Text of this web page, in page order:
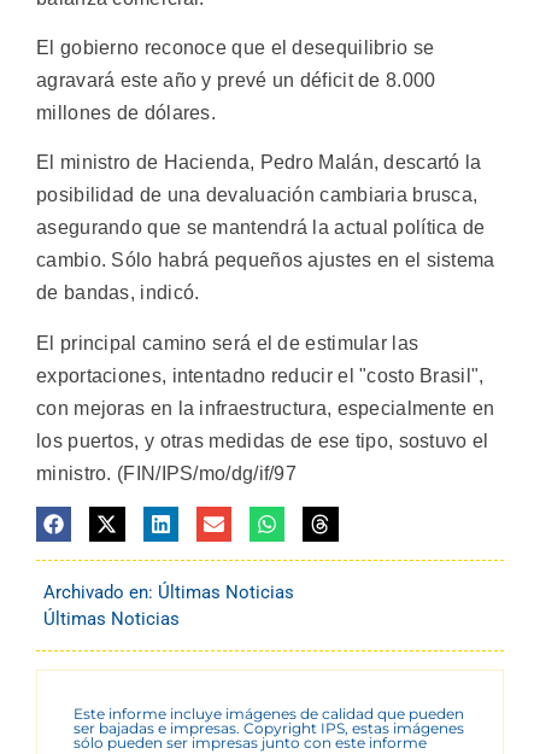
El gobierno reconoce que el desequilibrio se
agravará este año y prevé un déficit de 8.000
millones de dólares.
El ministro de Hacienda, Pedro Malán, descartó la
posibilidad de una devaluación cambiaria brusca,
asegurando que se mantendrá la actual política de
cambio. Sólo habrá pequeños ajustes en el sistema
de bandas, indicó.
El principal camino será el de estimular las
exportaciones, intentadno reducir el "costo Brasil",
con mejoras en la infraestructura, especialmente en
los puertos, y otras medidas de ese tipo, sostuvo el
ministro. (FIN/IPS/mo/dg/if/97
Archivado en: Últimas Noticias
Últimas Noticias
Este informe incluye imágenes de calidad que pueden
ser bajadas e impresas. Copyright IPS, estas imágenes
sólo pueden ser impresas junto con este informe